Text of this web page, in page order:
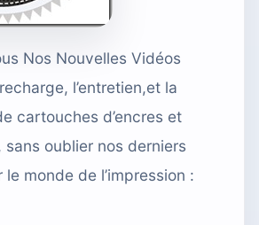
Nos Nouvelles Vidéos
l’entretien,et la
cartouches d’encres et
sans oublier nos derniers
monde de l’impression :